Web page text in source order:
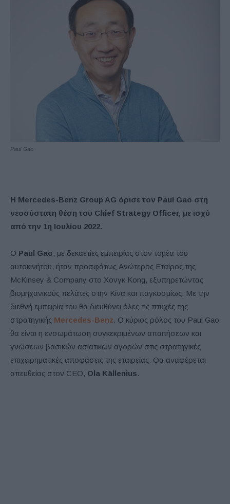
Paul Gao
Η Mercedes-Benz Group AG όρισε τον Paul Gao στη
νεοσύστατη θέση του Chief Strategy Officer, με ισχύ
από την 1η Ιουλίου 2022.
Ο Paul Gao, με δεκαετίες εμπειρίας στον τομέα του
αυτοκινήτου, ήταν προσφάτως Ανώτερος Εταίρος της
McKinsey & Company στο Χονγκ Kong, εξυπηρετώντας
βιομηχανικούς πελάτες στην Κίνα και παγκοσμίως. Με την
διεθνή εμπειρία του θα διευθύνει όλες τις πτυχές της
στρατηγικής Mercedes-Benz. Ο κύριος ρόλος του Paul Gao
θα είναι η ενσωμάτωση συγκεκριμένων απαιτήσεων και
γνώσεων βασικών ασιατικών αγορών στις στρατηγικές
επιχειρηματικές αποφάσεις της εταιρείας. Θα αναφέρεται
απευθείας στον CEO, Ola Källenius.